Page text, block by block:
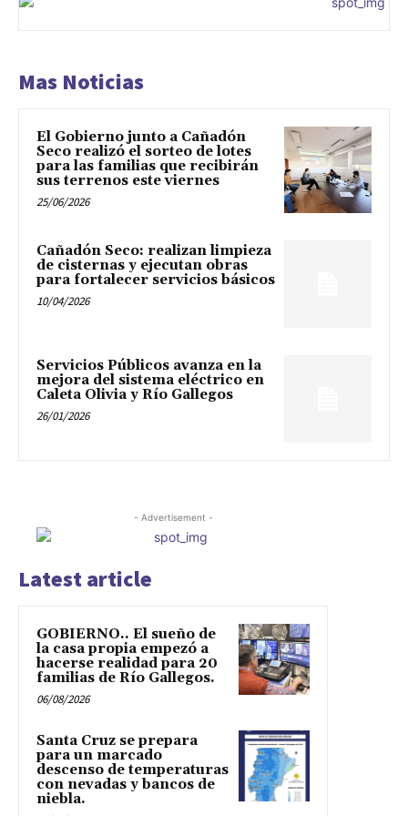
Mas Noticias
El Gobierno junto a Cañadón
Seco realizó el sorteo de lotes
para las familias que recibirán
sus terrenos este viernes
25/06/2026
Cañadón Seco: realizan limpieza
de cisternas y ejecutan obras
para fortalecer servicios básicos
10/04/2026
Servicios Públicos avanza en la
mejora del sistema eléctrico en
Caleta Olivia y Río Gallegos
26/01/2026
- Advertisement -
Latest article
GOBIERNO.. El sueño de
la casa propia empezó a
hacerse realidad para 20
familias de Río Gallegos.
06/08/2026
Santa Cruz se prepara
para un marcado
descenso de temperaturas
con nevadas y bancos de
niebla.